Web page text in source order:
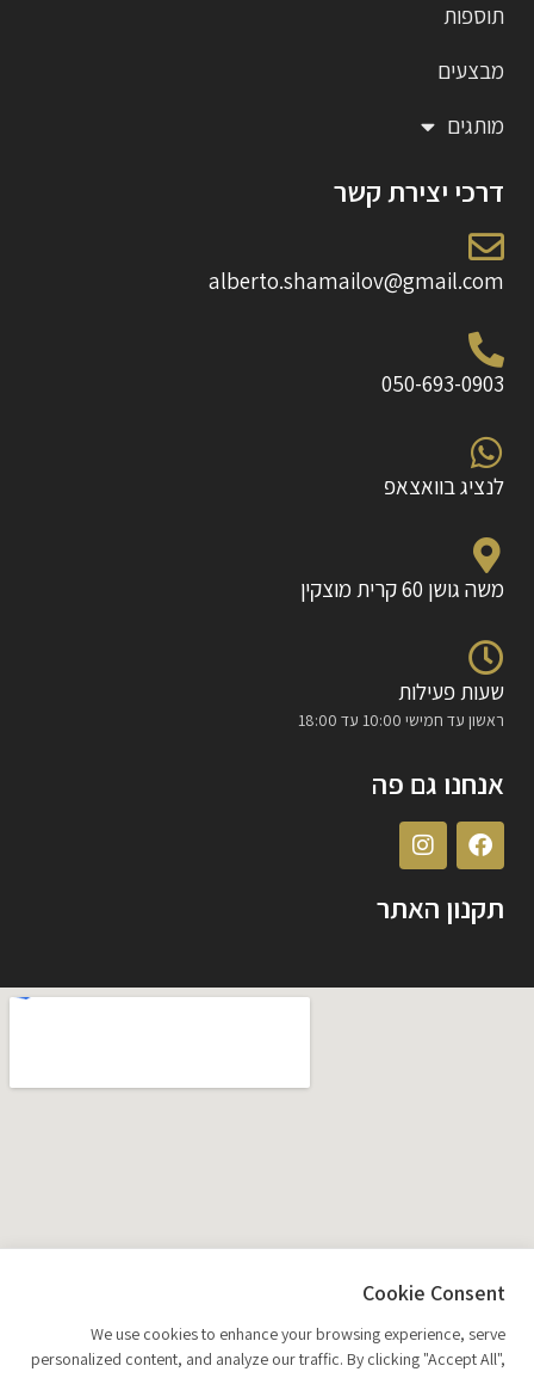
תוספות
מבצעים
מותגים
דרכי יצירת קשר
alberto.shamailov@gmail.com
050-693-0903
לנציג בוואצאפ
משה גושן 60 קרית מוצקין
שעות פעילות
ראשון עד חמישי 10:00 עד 18:00
אנחנו גם פה
תקנון האתר
Cookie Consent
We use cookies to enhance your browsing experience, serve
personalized content, and analyze our traffic. By clicking "Accept All",